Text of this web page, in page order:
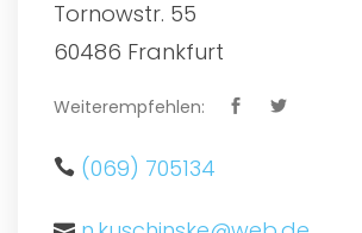
Tornowstr. 55
60486 Frankfurt
Weiterempfehlen:
(069) 705134